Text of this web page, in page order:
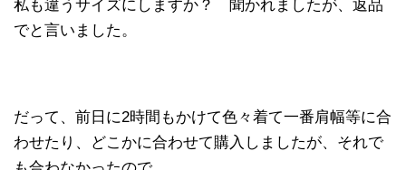
私も違うサイズにしますか？ 聞かれましたが、返品
でと言いました。
だって、前日に2時間もかけて色々着て一番肩幅等に合
わせたり、どこかに合わせて購入しましたが、それで